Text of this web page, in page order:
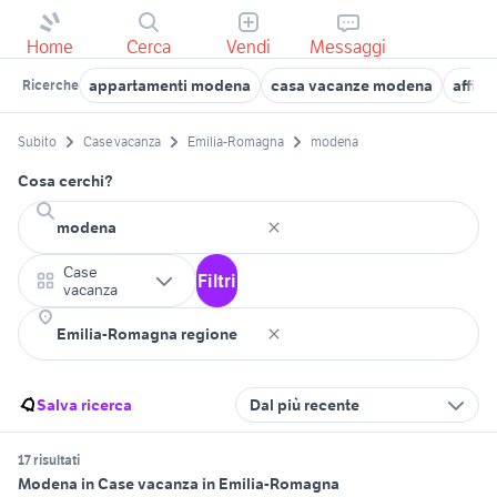
Home Cerca Vendi Messaggi
Ricerche appartamenti modena casa vacanze modena
Subito Case vacanza Emilia-Romagna modena
Cosa cerchi?
Case
vacanza
Filtri
Salva ricerca Dal più recente
17 risultati
Modena in Case vacanza in Emilia-Romagna